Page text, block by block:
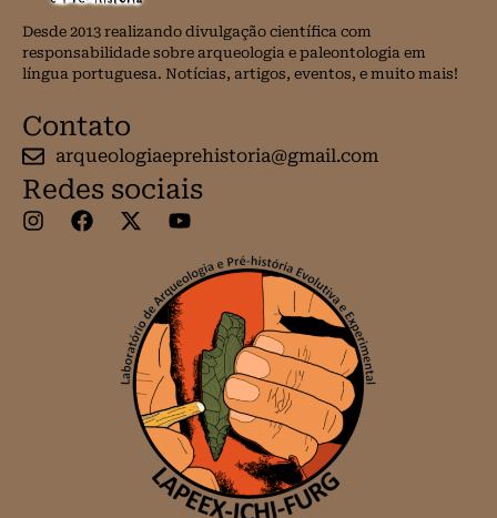
Desde 2013 realizando divulgação científica com
responsabilidade sobre arqueologia e paleontologia em
língua portuguesa. Notícias, artigos, eventos, e muito mais!
Contato
arqueologiaeprehistoria@gmail.com
Redes sociais